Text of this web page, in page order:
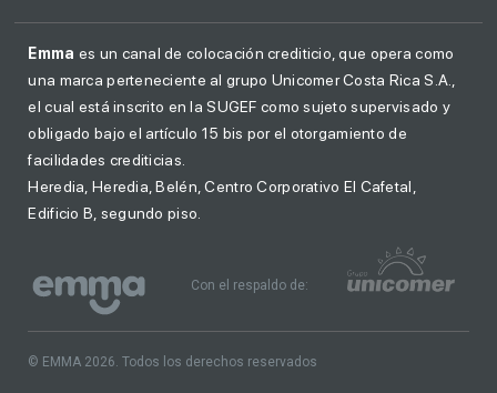
Emma es un canal de colocación crediticio, que opera como
una marca perteneciente al grupo Unicomer Costa Rica S.A.,
el cual está inscrito en la SUGEF como sujeto supervisado y
obligado bajo el artículo 15 bis por el otorgamiento de
facilidades crediticias.
Heredia, Heredia, Belén, Centro Corporativo El Cafetal,
Edificio B, segundo piso.
© EMMA 2026. Todos los derechos reservados
Con el respaldo de: